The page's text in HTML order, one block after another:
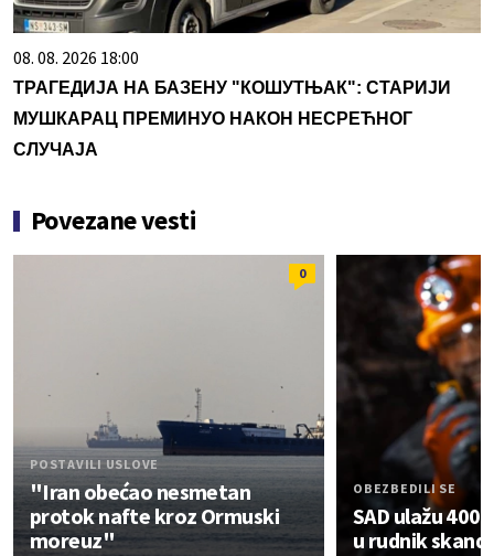
08. 08. 2026 18:00
ТРАГЕДИЈА НА БАЗЕНУ "КОШУТЊАК": СТАРИЈИ
МУШКАРАЦ ПРЕМИНУО НАКОН НЕСРЕЋНОГ
СЛУЧАЈА
Povezane vesti
0
POSTAVILI USLOVE
"Iran obećao nesmetan
protok nafte kroz Ormuski
moreuz"
OBEZBEDILI SE
SAD ulažu 400
u rudnik